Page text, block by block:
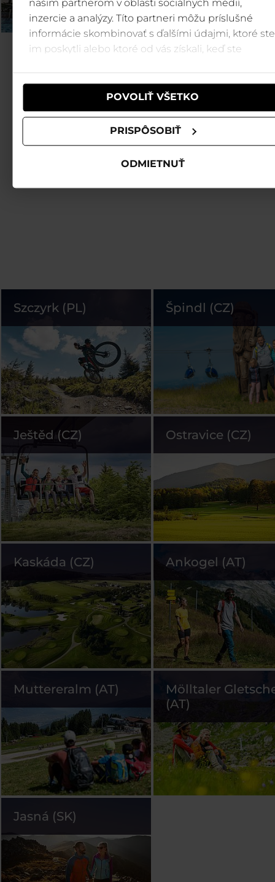
našim partnerom v oblasti sociálnych médií,
inzercie a analýzy. Títo partneri môžu príslušné
informácie skombinovať s ďalšími údajmi, ktoré ste
im poskytli alebo ktoré od vás získali, keď ste
POVOLIŤ VŠETKO
PRISPÔSOBIŤ
ODMIETNUŤ
Szczyrk (PL) Špindl (CZ)
Ještěd (CZ) Ostravice (CZ)
Kaskáda (CZ) Ankogel (AT)
Muttereralm (AT)
Mölltaler
(AT)
Jasná (SK)